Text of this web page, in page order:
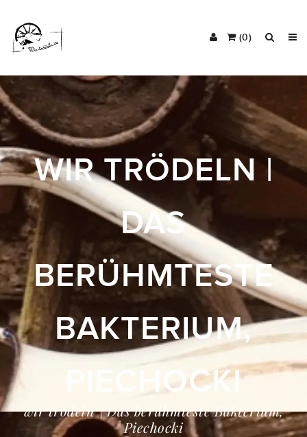
(0)
WIR TRÖDELN |
DAS
BERÜHMTESTE
BAKTERIUM,
PIECHOCKI
wir trödeln | Das berühmteste Bakterium,
Piechocki